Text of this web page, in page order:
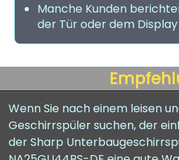
Manche Kunden
der Tür oder dem Display
Wenn Sie nach einem leisen
Geschirrspüler suchen, der
der Sharp